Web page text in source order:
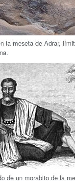
la meseta de Adrar,
de un morabito de la